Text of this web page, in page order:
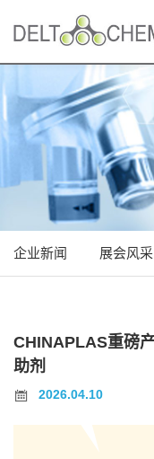
企业新闻 展会风采
CHINAPLAS重磅
助剂
2026.04.10